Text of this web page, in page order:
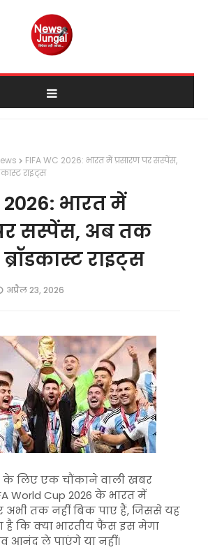
FIFA WC 2026: भारत में प्रसारण पर सस्पेंस,
राइट्स
2026: भारत में
सस्पेंस, अब तक
राइट्स
अप्रैल 23, 2026
के लिए एक चौंकाने वाली खबर
World Cup 2026 के भारत में
अभी तक नहीं बिक पाए हैं, जिससे यह
कि क्या भारतीय फैंस इस मेगा
आनंद ले पाएंगे या नहीं।